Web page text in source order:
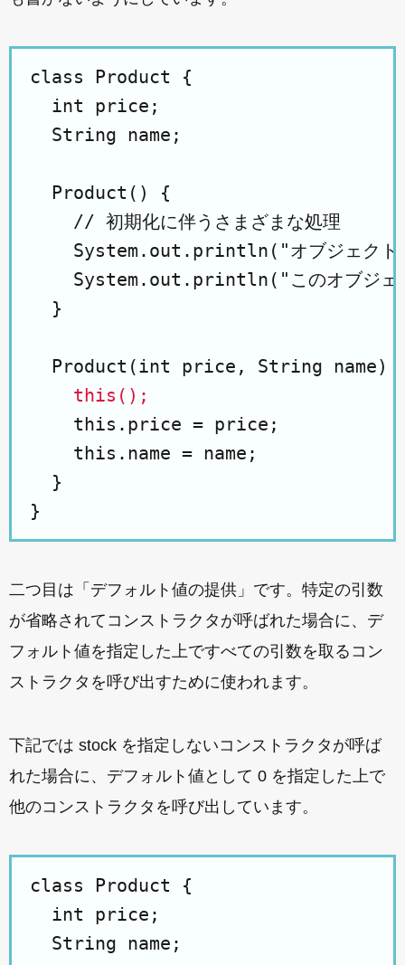
class Product {
  int price;
  String name;
  Product() {
    // 初期化に伴うさまざまな処理
System.out.println("オブジェクト
System.out.println("このオブジェ
  }
Product(int price, String name)
this();
    this.price = price;
    this.name = name;
  }
二つ目は「デフォルト値の提供」です。特定の引数
が省略されてコンストラクタが呼ばれた場合に、デ
フォルト値を指定した上ですべての引数を取るコン
ストラクタを呼び出すために使われます。
下記では stock を指定しないコンストラクタが呼ば
れた場合に、デフォルト値として 0 を指定した上で
他のコンストラクタを呼び出しています。
class Product {
  int price;
  String name;